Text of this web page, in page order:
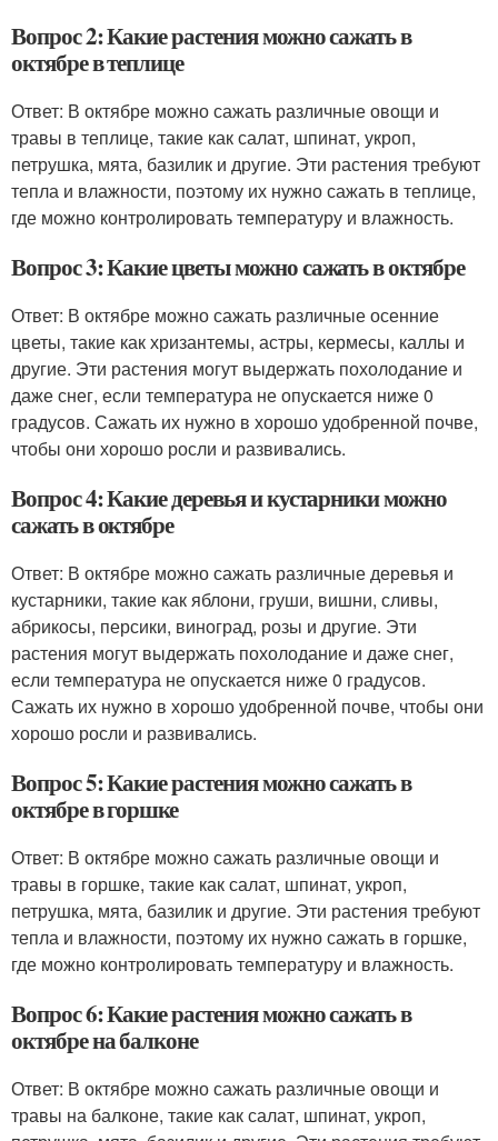
Вопрос 2: Какие растения можно сажать в
октябре в теплице
Ответ: В октябре можно сажать различные овощи и
травы в теплице, такие как салат, шпинат, укроп,
петрушка, мята, базилик и другие. Эти растения требуют
тепла и влажности, поэтому их нужно сажать в теплице,
где можно контролировать температуру и влажность.
Вопрос 3: Какие цветы можно сажать в октябре
Ответ: В октябре можно сажать различные осенние
цветы, такие как хризантемы, астры, кермесы, каллы и
другие. Эти растения могут выдержать похолодание и
даже снег, если температура не опускается ниже 0
градусов. Сажать их нужно в хорошо удобренной почве,
чтобы они хорошо росли и развивались.
Вопрос 4: Какие деревья и кустарники можно
сажать в октябре
Ответ: В октябре можно сажать различные деревья и
кустарники, такие как яблони, груши, вишни, сливы,
абрикосы, персики, виноград, розы и другие. Эти
растения могут выдержать похолодание и даже снег,
если температура не опускается ниже 0 градусов.
Сажать их нужно в хорошо удобренной почве, чтобы они
хорошо росли и развивались.
Вопрос 5: Какие растения можно сажать в
октябре в горшке
Ответ: В октябре можно сажать различные овощи и
травы в горшке, такие как салат, шпинат, укроп,
петрушка, мята, базилик и другие. Эти растения требуют
тепла и влажности, поэтому их нужно сажать в горшке,
где можно контролировать температуру и влажность.
Вопрос 6: Какие растения можно сажать в
октябре на балконе
Ответ: В октябре можно сажать различные овощи и
травы на балконе, такие как салат, шпинат, укроп,